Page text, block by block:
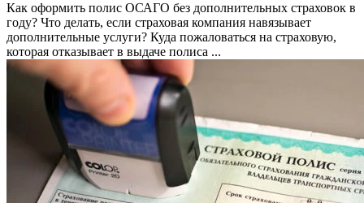
Как оформить полис ОСАГО без дополнительных страховок в
году? Что делать, если страховая компания навязывает
дополнительные услуги? Куда пожаловаться на страховую,
которая отказывает в выдаче полиса ...